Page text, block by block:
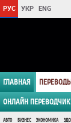
РУС УКР ENG
ГЛАВНАЯ
ОНЛАЙН ПЕРЕВОДЧИК
АВТО БИЗНЕС ЭКОНОМИКА